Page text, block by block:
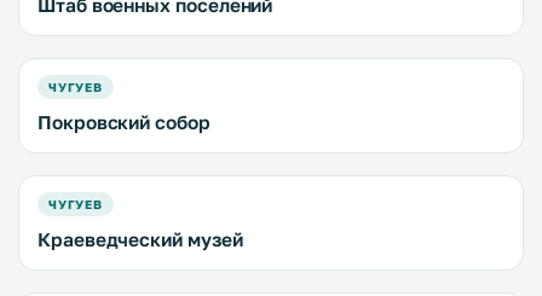
Штаб военных поселений
ЧУГУЕВ
Покровский собор
ЧУГУЕВ
Краеведческий музей